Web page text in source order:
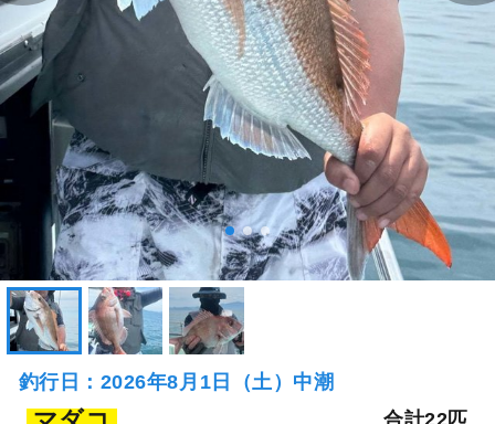
釣行日：2026年8月1日（土）中潮
合計22匹